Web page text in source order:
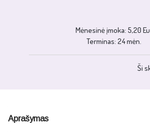
Aprašymas